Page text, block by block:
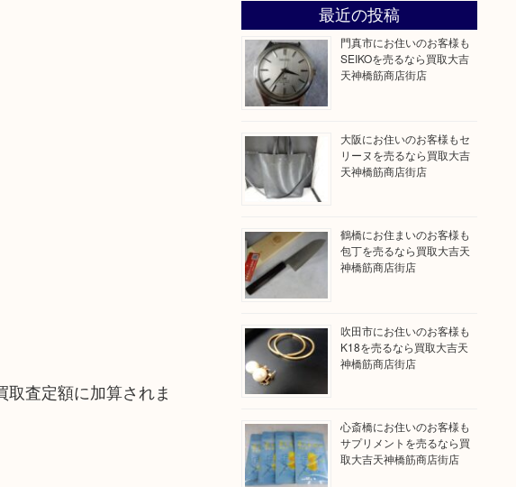
査定額に加算されま
最近の投稿
門真市にお住いのお客様も
SEIKOを売るなら買取大吉
天神橋筋商店街店
大阪にお住いのお客様もセ
リーヌを売るなら買取大吉
天神橋筋商店街店
鶴橋にお住まいのお客様も
包丁を売るなら買取大吉天
神橋筋商店街店
吹田市にお住いのお客様も
K18を売るなら買取大吉天
神橋筋商店街店
心斎橋にお住いのお客様も
サプリメントを売るなら買
取大吉天神橋筋商店街店